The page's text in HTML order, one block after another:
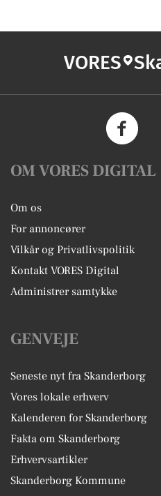
VORES
OM VORES DIGITAL
Om os
For annoncører
Vilkår og Privatlivspolitik
Kontakt VORES Digital
Administrer samtykke
GENVEJE
Seneste nyt fra Skanderborg
Vores lokale erhverv
Kalenderen for Skanderborg
Fakta om Skanderborg
Erhvervsartikler
Skanderborg Kommune